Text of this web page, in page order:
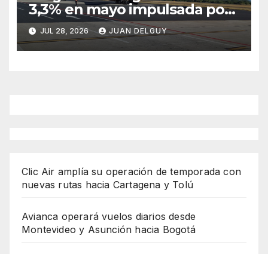
3,3% en mayo impulsada por
Brasil y Colombia
JUL 28, 2026 JUAN DELGUY
Clic Air amplía su operación de temporada con
nuevas rutas hacia Cartagena y Tolú
Avianca operará vuelos diarios desde
Montevideo y Asunción hacia Bogotá